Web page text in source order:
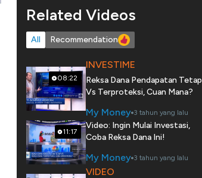
Related Videos
All Recommendation
08:22
INVESTIME
Reksa Dana Pendapatan Tetap
Vs Terproteksi, Cuan Mana?
My Money 3 tahun yang lalu
11:17
Video: Ingin Mulai Investasi,
Coba Reksa Dana Ini!
My Money 3 tahun yang lalu
VIDEO